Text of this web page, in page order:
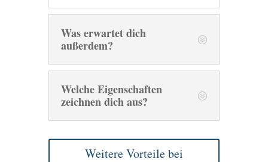
Was erwartet dich
außerdem?
Welche Eigenschaften
zeichnen dich aus?
Weitere Vorteile bei